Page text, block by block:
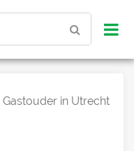
Gastouder in Utrecht